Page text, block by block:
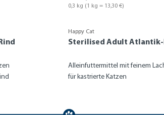
Happy Cat
Sterilised Adult Atlantik-
Alleinfuttermittel mit feinem
für kastrierte Katzen
0,3 kg (1 kg = 13,30 €)